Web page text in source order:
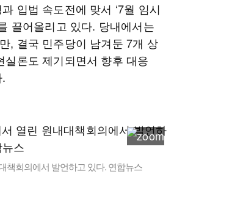
입법 속도전에 맞서 ‘7월 임시
끌어올리고 있다. 당내에서는
, 결국 민주당이 남겨둔 7개 상
론도 제기되면서 향후 대응
책회의에서 발언하고 있다. 연합뉴스